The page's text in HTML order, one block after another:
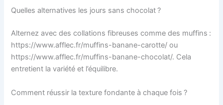
Quelles alternatives les jours sans chocolat ?
Alternez avec des collations fibreuses comme des muffins :
https://www.afflec.fr/muffins-banane-carotte/ ou
https://www.afflec.fr/muffins-banane-chocolat/. Cela
entretient la variété et l’équilibre.
Comment réussir la texture fondante à chaque fois ?